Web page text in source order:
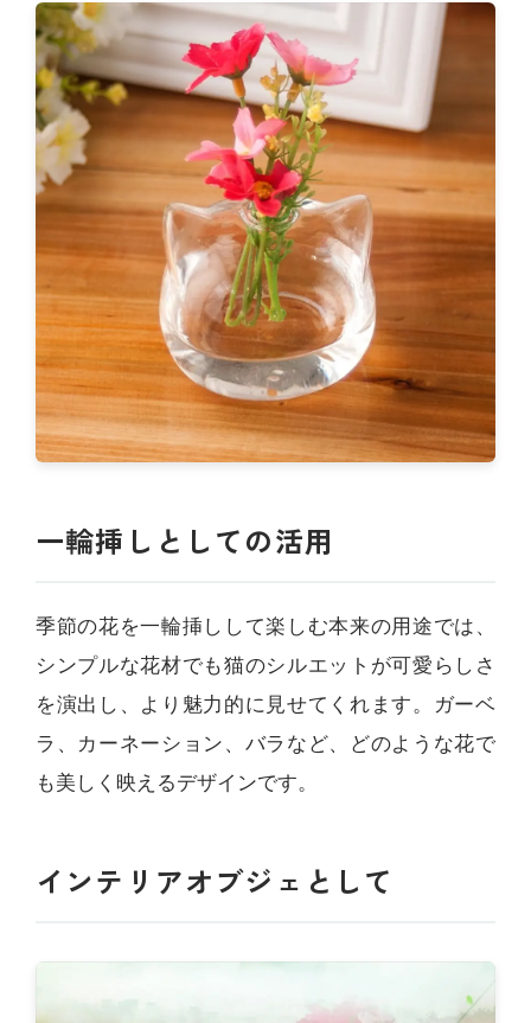
一輪挿しとしての活用
季節の花を一輪挿しして楽しむ本来の用途では、
シンプルな花材でも猫のシルエットが可愛らしさ
を演出し、より魅力的に見せてくれます。ガーベ
ラ、カーネーション、バラなど、どのような花で
も美しく映えるデザインです。
インテリアオブジェとして